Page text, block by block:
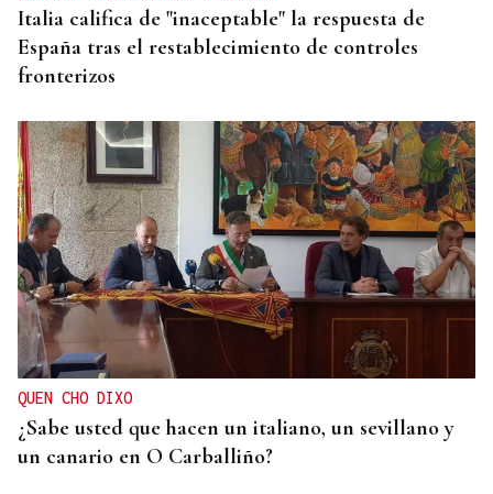
Italia califica de "inaceptable" la respuesta de
España tras el restablecimiento de controles
fronterizos
QUEN CHO DIXO
¿Sabe usted que hacen un italiano, un sevillano y
un canario en O Carballiño?